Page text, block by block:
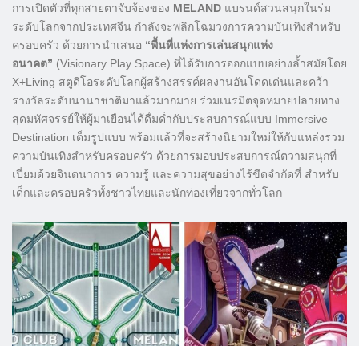
การเปิดตัวที่ทุกสายตาจับจ้องของ MELAND แบรนด์สวนสนุกในร่ม
ระดับโลกจากประเทศจีน กำลังจะพลิกโฉมวงการความบันเทิงสำหรับ
ครอบครัว ด้วยการนำเสนอ “พื้นที่แห่งการเล่นสนุกแห่ง
อนาคต” (Visionary Play Space) ที่ได้รับการออกแบบอย่างล้ำสมัยโดย
X+Living สตูดิโอระดับโลกผู้สร้างสรรค์ผลงานอันโดดเด่นและคว้า
รางวัลระดับนานาชาติมาแล้วมากมาย ร่วมเนรมิตจุดหมายปลายทาง
สุดมหัศจรรย์ให้ผู้มาเยือนได้ดื่มด่ำกับประสบการณ์แบบ Immersive
Destination เต็มรูปแบบ พร้อมแล้วที่จะสร้างนิยามใหม่ให้กับแหล่งรวม
ความบันเทิงสำหรับครอบครัว ด้วยการมอบประสบการณ์ตวามสนุกที่
เปี่ยมด้วยจินตนาการ ความรู้ และความสุขอย่างไร้ขีดจำกัดที่ สำหรับ
เด็กและครอบครัวทั้งชาวไทยและนักท่องเที่ยวจากทั่วโลก